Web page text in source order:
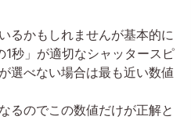
るかもしれませんが基本的に
1秒」が適切なシャッタースピ
選べない場合は最も近い数値
るのでこの数値だけが正解と